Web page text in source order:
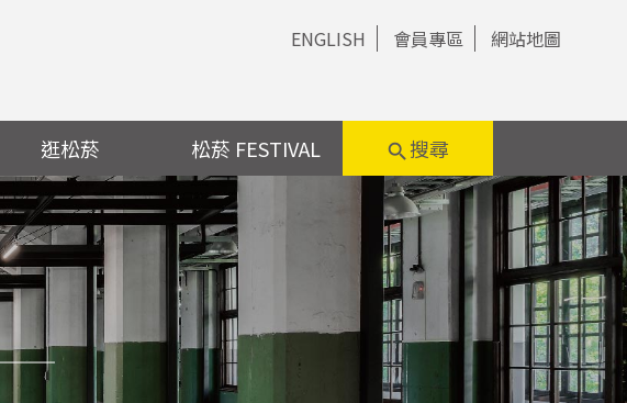
ENGLISH 會員專區 網站地圖
逛松菸 松菸 FESTIVAL search 搜尋